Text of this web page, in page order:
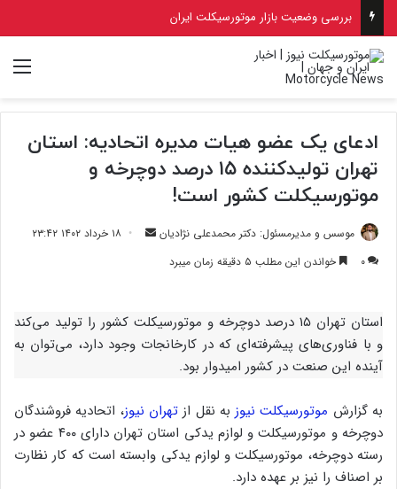
بررسی وضعیت بازار موتورسیکلت ایران
ادعای یک عضو هیات مدیره اتحادیه: استان
تهران تولیدکننده ۱۵ درصد دوچرخه و
موتورسیکلت کشور است!
موسس و مدیرمسئول: دکتر محمدعلی نژادیان
ارسال ۱۸ خرداد ۱۴۰۲ ۲۳:۴۲
۰
خواندن این مطلب ۵ دقیقه زمان میبرد
استان تهران ۱۵ درصد دوچرخه و موتورسیکلت کشور را تولید می‌کند
و با فناوری‌های پیشرفته‌ای که در کارخانجات وجود دارد، می‌توان به
آینده این صنعت در کشور امیدوار بود.
به گزارش موتورسیکلت نیوزبه نقل ازتهران نیوز، اتحادیه فروشندگان
دوچرخه و موتورسیکلت و لوازم یدکی استان تهران دارای ۴۰۰ عضو در
رسته دوچرخه، موتورسیکلت و لوازم یدکی وابسته است که کار نظارت
بر اصناف را نیز بر عهده دارد.